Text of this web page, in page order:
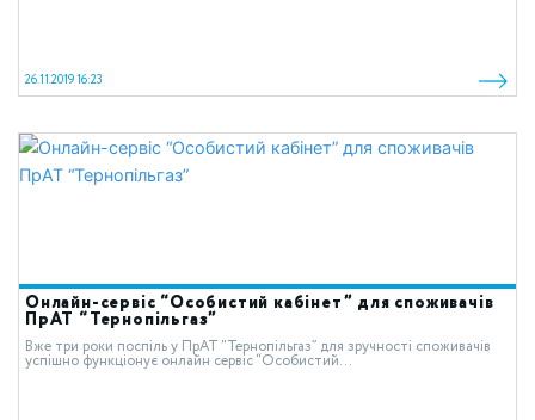
26.11.2019 16:23
Онлайн-сервіс “Особистий кабінет” для споживачів
ПрАТ “Тернопільгаз”
Вже три роки поспіль у ПрАТ “Тернопільгаз” для зручності споживачів
успішно функціонує онлайн сервіс “Особистий...